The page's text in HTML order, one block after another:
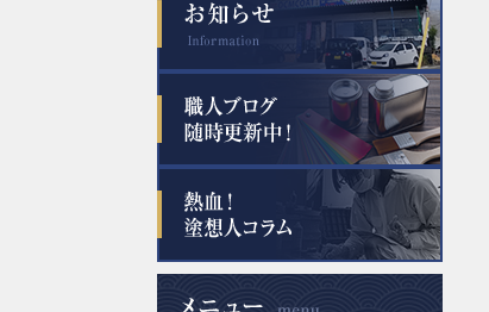
2025年9月
2025年8月
2025年7月
2025年5月
2025年4月